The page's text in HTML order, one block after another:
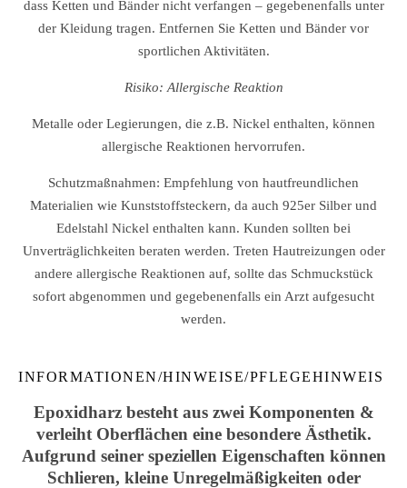
dass Ketten und Bänder nicht verfangen – gegebenenfalls unter
der Kleidung tragen. Entfernen Sie Ketten und Bänder vor
sportlichen Aktivitäten.
Risiko: Allergische Reaktion
Metalle oder Legierungen, die z.B. Nickel enthalten, können
allergische Reaktionen hervorrufen.
Schutzmaßnahmen: Empfehlung von hautfreundlichen
Materialien wie Kunststoffsteckern, da auch 925er Silber und
Edelstahl Nickel enthalten kann. Kunden sollten bei
Unverträglichkeiten beraten werden. Treten Hautreizungen oder
andere allergische Reaktionen auf, sollte das Schmuckstück
sofort abgenommen und gegebenenfalls ein Arzt aufgesucht
werden.
INFORMATIONEN/HINWEISE/PFLEGEHINWEIS
Epoxidharz besteht aus zwei Komponenten &
verleiht Oberflächen eine besondere Ästhetik.
Aufgrund seiner speziellen Eigenschaften können
Schlieren, kleine Unregelmäßigkeiten oder